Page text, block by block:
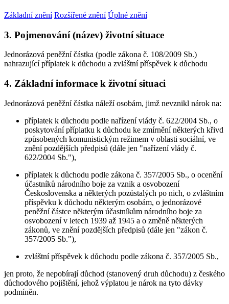
Základní znění Rozšířené znění Úplné znění
3. Pojmenování (název) životní situace
Jednorázová peněžní částka (podle zákona č. 108/2009 Sb.)
nahrazující příplatek k důchodu a zvláštní příspěvek k důchodu
4. Základní informace k životní situaci
Jednorázová peněžní částka náleží osobám, jimž nevznikl nárok na:
příplatek k důchodu podle nařízení vlády č. 622/2004 Sb., o
poskytování příplatku k důchodu ke zmírnění některých křivd
způsobených komunistickým režimem v oblasti sociální, ve
znění pozdějších předpisů (dále jen "nařízení vlády č.
622/2004 Sb."),
příplatek k důchodu podle zákona č. 357/2005 Sb., o ocenění
účastníků národního boje za vznik a osvobození
Československa a některých pozůstalých po nich, o zvláštním
příspěvku k důchodu některým osobám, o jednorázové
peněžní částce některým účastníkům národního boje za
osvobození v letech 1939 až 1945 a o změně některých
zákonů, ve znění pozdějších předpisů (dále jen "zákon č.
357/2005 Sb."),
zvláštní příspěvek k důchodu podle zákona č. 357/2005 Sb.,
jen proto, že nepobírají důchod (stanovený druh důchodu) z českého
důchodového pojištění, jehož výplatou je nárok na tyto dávky
podmíněn.